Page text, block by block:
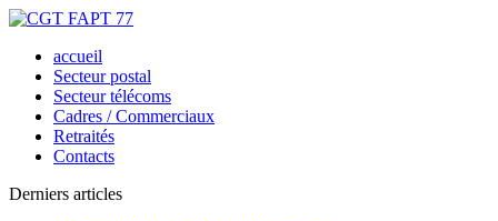
accueil
Secteur postal
Secteur télécoms
Cadres / Commerciaux
Retraités
Contacts
Derniers articles